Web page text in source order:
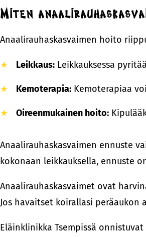
Miten
Anaalirauhaskasvaimen hoito
Leikkaus: Leikkauksessa
Kemoterapia: Kemoterapiaa
Oireenmukainen hoito:
Anaalirauhaskasvaimen ennuste
kokonaan leikkauksella, ennuste
Anaalirauhaskasvaimet ovat
Jos havaitset koirallasi
Eläinklinikka Tsempissä